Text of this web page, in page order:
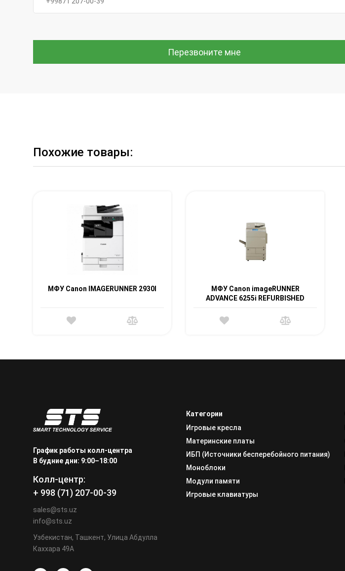
Перезвоните мне
Похожие товары:
МФУ Canon IMAGERUNNER 2930I
МФУ Canon imageRUNNER
ADVANCE 6255i REFURBISHED
График работы колл-центра
В будние дни: 9:00–18:00
Колл-центр:
+ 998 (71) 207-00-39
sales@sts.uz
info@sts.uz
Узбекистан, Ташкент, Улица Абдулла
Каххара 49А
Категории
Игровые кресла
Материнские платы
ИБП (Источники бесперебойного питания)
Моноблоки
Модули памяти
Игровые клавиатуры